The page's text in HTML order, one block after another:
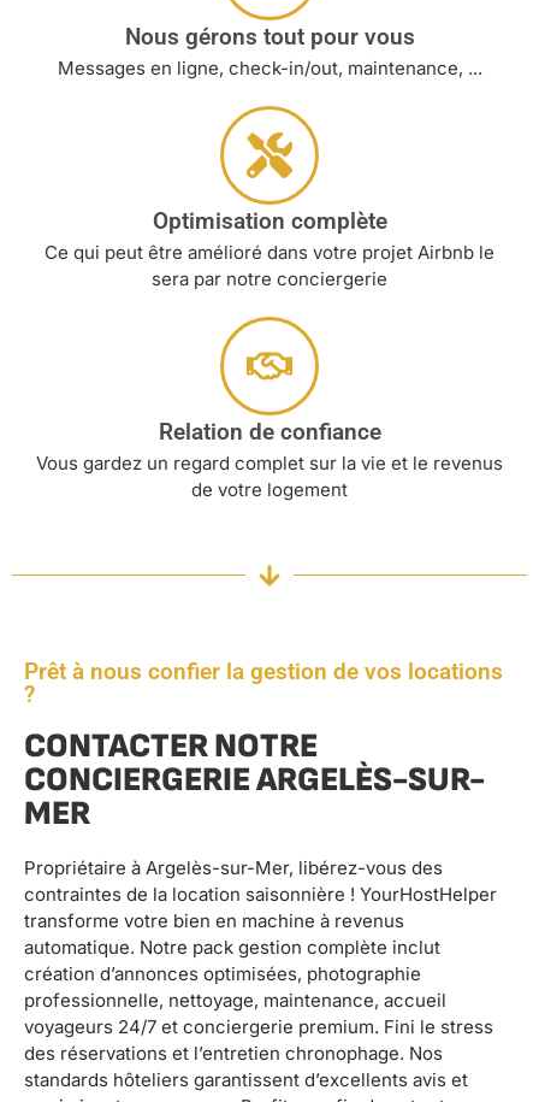
Nous gérons tout pour vous
Messages en ligne, check-in/out, maintenance, ...
Optimisation complète
Ce qui peut être amélioré dans votre projet Airbnb le
sera par notre conciergerie
Relation de confiance
Vous gardez un regard complet sur la vie et le revenus
de votre logement
Prêt à nous confier la gestion de vos locations
?
CONTACTER NOTRE
CONCIERGERIE ARGELÈS-SUR-
MER
Propriétaire à Argelès-sur-Mer, libérez-vous des
contraintes de la location saisonnière ! YourHostHelper
transforme votre bien en machine à revenus
automatique. Notre pack gestion complète inclut
création d’annonces optimisées, photographie
professionnelle, nettoyage, maintenance, accueil
voyageurs 24/7 et conciergerie premium. Fini le stress
des réservations et l’entretien chronophage. Nos
standards hôteliers garantissent d’excellents avis et